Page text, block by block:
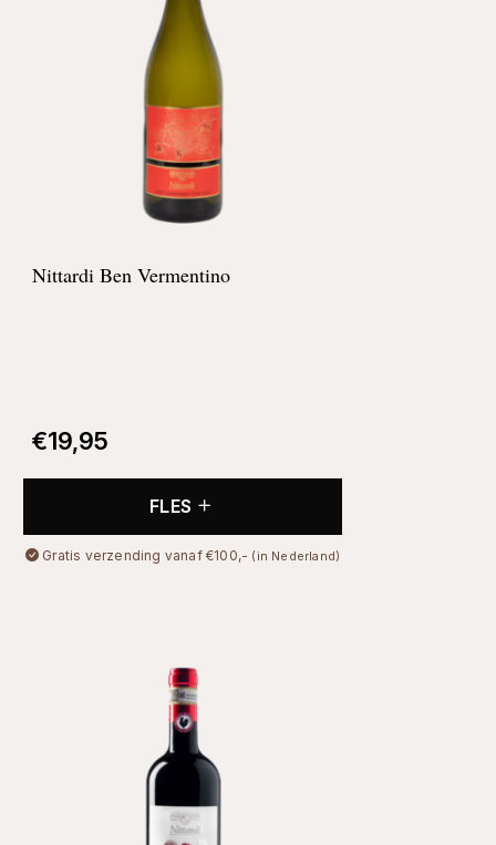
Nittardi Ben Vermentino
€19,95
FLES
Gratis verzending vanaf €100,- (in Nederland)